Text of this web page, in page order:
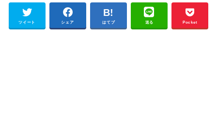
ツイート シェア はてブ 送る Pocket